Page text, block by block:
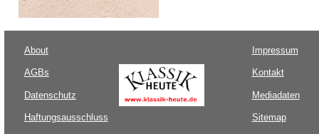
About
AGBs
Datenschutz
Haftungsausschluss
Impressum
Kontakt
Mediadaten
Sitemap